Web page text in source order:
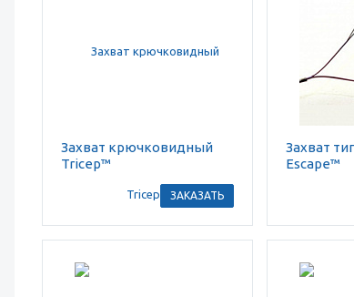
Захват крючковидный
Tricep™
ЗАКАЗАТЬ
Захват
Escape™